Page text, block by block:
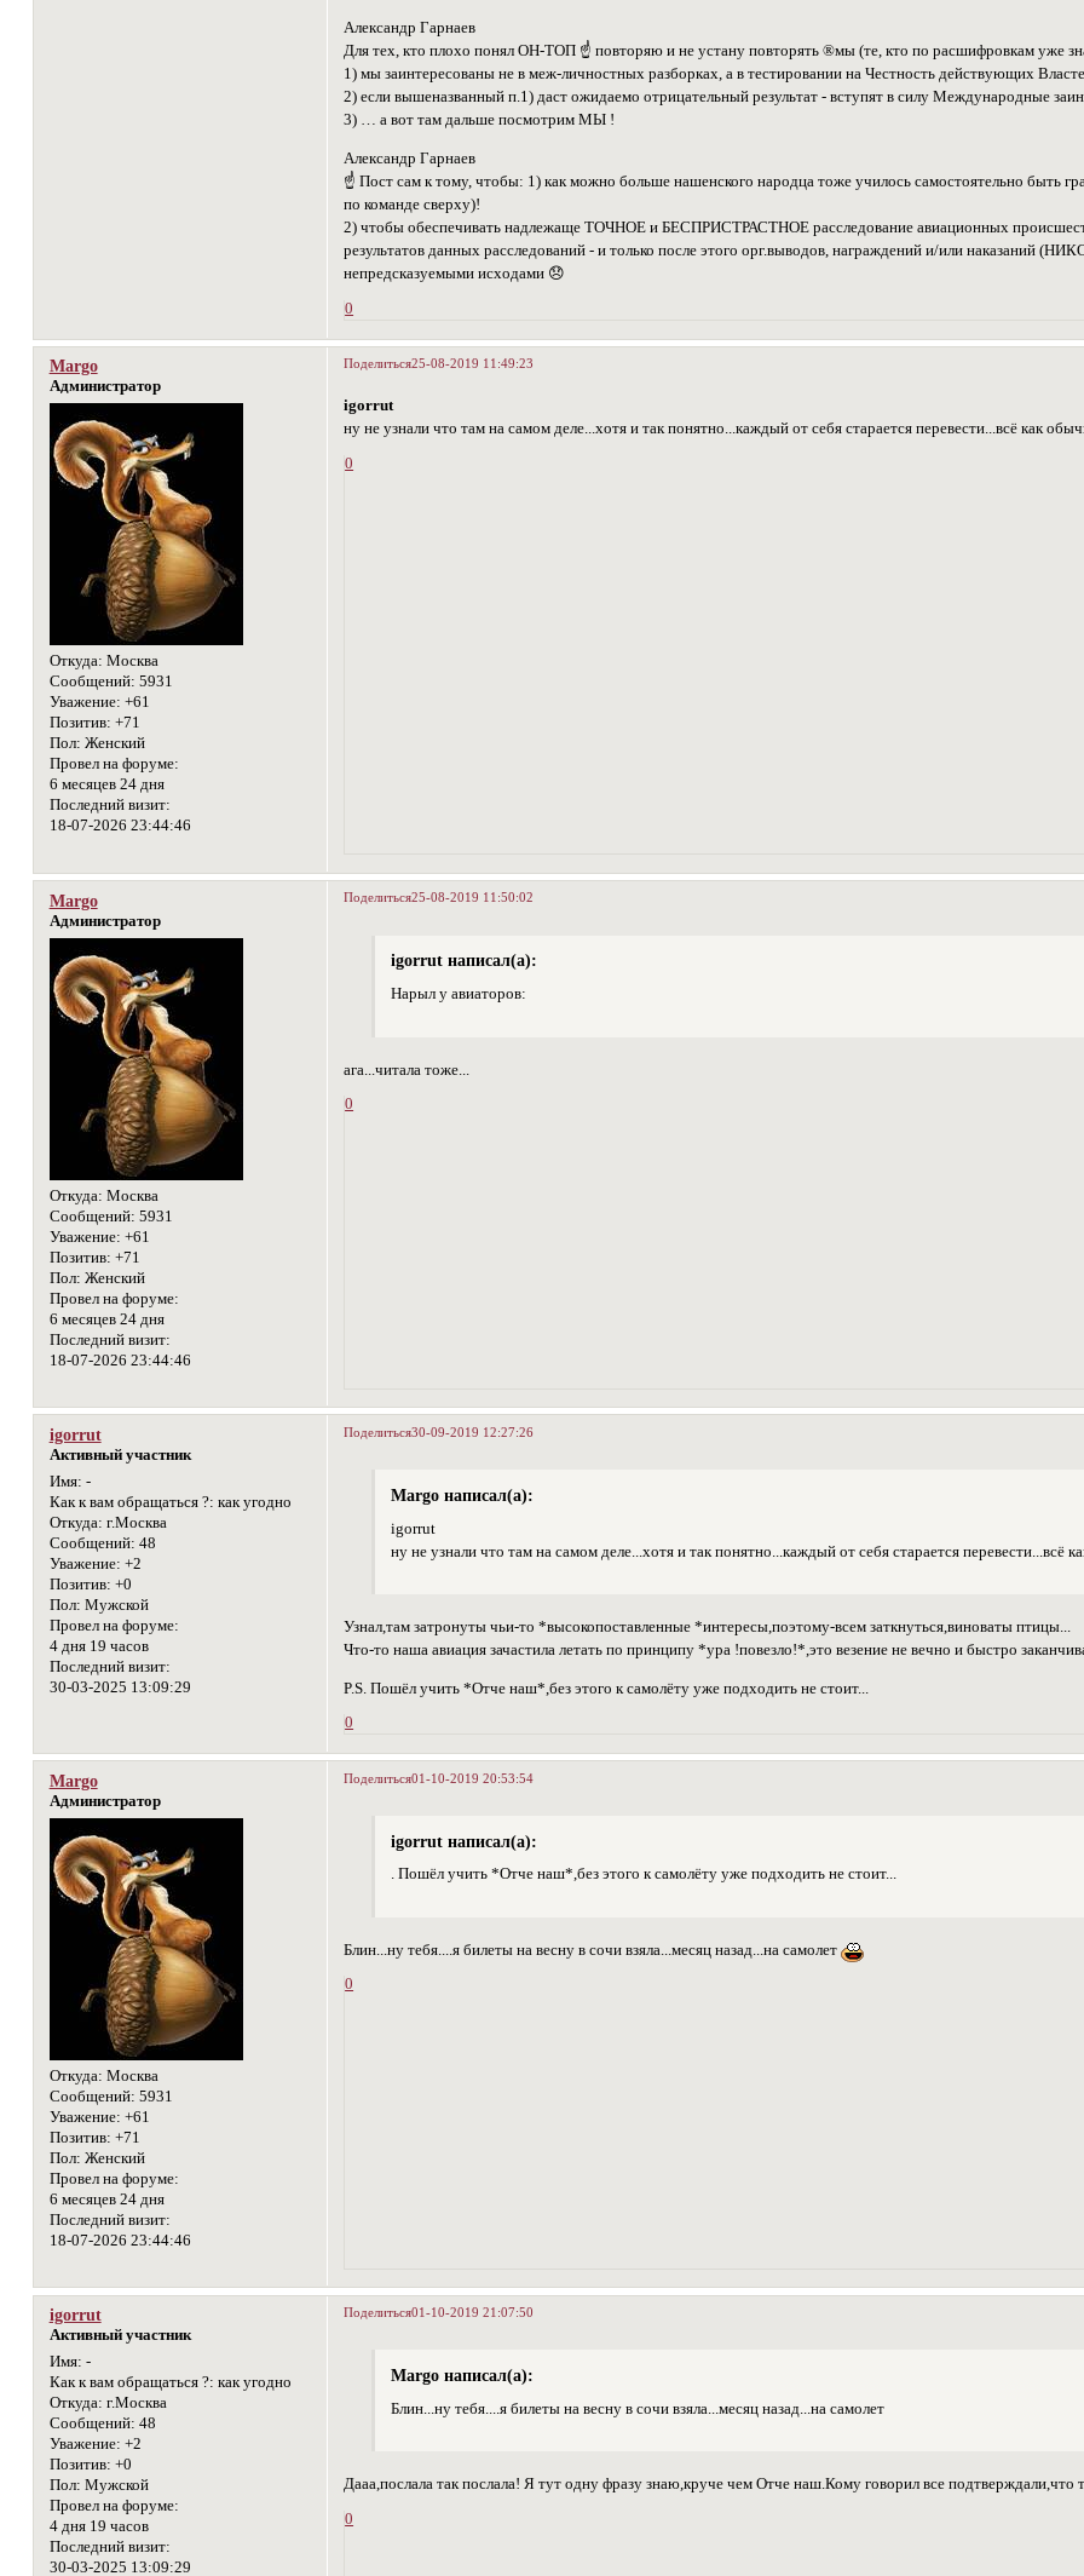
Александр Гарнаев
Для тех, кто плохо понял ОН-ТОП ☝ повторяю и не устану повторять ®мы (те, кто по расшифровкам уже
1) мы заинтересованы не в меж-личностных разборках, а в тестировании на Честность действующих
2) если вышеназванный п.1) даст ожидаемо отрицательный результат - вступят в силу Международные
3) … а вот там дальше посмотрим МЫ !
Александр Гарнаев
☝ Пост сам к тому, чтобы: 1) как можно больше нашенского народца тоже училось самостоятельно быть
по команде сверху)!
2) чтобы обеспечивать надлежаще ТОЧНОЕ и БЕСПРИСТРАСТНОЕ расследование авиационных
результатов данных расследований - и только после этого орг.выводов, награждений и/или наказаний
непредсказуемыми исходами 😞
0
Поделиться25-08-2019 11:49:23
Margo
Администратор
Откуда: Москва
Сообщений: 5931
Уважение: +61
Позитив: +71
Пол: Женский
Провел на форуме:
6 месяцев 24 дня
Последний визит:
18-07-2026 23:44:46
igorrut
ну не узнали что там на самом деле...хотя и так понятно...каждый от себя старается перевести...всё как
0
Поделиться25-08-2019 11:50:02
Margo
Администратор
Откуда: Москва
Сообщений: 5931
Уважение: +61
Позитив: +71
Пол: Женский
Провел на форуме:
6 месяцев 24 дня
Последний визит:
18-07-2026 23:44:46
igorrut написал(а):
Нарыл у авиаторов:
ага...читала тоже...
0
Поделиться30-09-2019 12:27:26
igorrut
Активный участник
Имя: -
Как к вам обращаться ?: как угодно
Откуда: г.Москва
Сообщений: 48
Уважение: +2
Позитив: +0
Пол: Мужской
Провел на форуме:
4 дня 19 часов
Последний визит:
30-03-2025 13:09:29
Margo написал(а):
igorrut
ну не узнали что там на самом деле...хотя и так понятно...каждый от себя старается перевести...всё
Узнал,там затронуты чьи-то *высокопоставленные *интересы,поэтому-всем заткнуться,виноваты птицы...
Что-то наша авиация зачастила летать по принципу *ура !повезло!*,это везение не вечно и быстро
P.S. Пошёл учить *Отче наш*,без этого к самолёту уже подходить не стоит...
0
Поделиться01-10-2019 20:53:54
Margo
Администратор
Откуда: Москва
Сообщений: 5931
Уважение: +61
Позитив: +71
Пол: Женский
Провел на форуме:
6 месяцев 24 дня
Последний визит:
18-07-2026 23:44:46
igorrut написал(а):
. Пошёл учить *Отче наш*,без этого к самолёту уже подходить не стоит...
Блин...ну тебя....я билеты на весну в сочи взяла...месяц назад...на самолет
0
Поделиться01-10-2019 21:07:50
igorrut
Активный участник
Имя: -
Как к вам обращаться ?: как угодно
Откуда: г.Москва
Сообщений: 48
Уважение: +2
Позитив: +0
Пол: Мужской
Провел на форуме:
4 дня 19 часов
Последний визит:
30-03-2025 13:09:29
Margo написал(а):
Блин...ну тебя....я билеты на весну в сочи взяла...месяц назад...на самолет
Дааа,послала так послала! Я тут одну фразу знаю,круче чем Отче наш.Кому говорил все подтверждали,что
0